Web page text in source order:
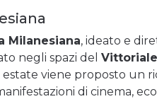
Milanesiana, ideato e
negli spazi del Vittoriale
estate viene proposto un
di cinema,